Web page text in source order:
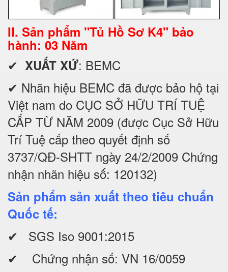
II. Sản phẩm "Tủ Hồ Sơ K4" bảo
hành: 03 Năm
✔ XUẤT XỨ: BEMC
✔ Nhãn hiệu BEMC đã được bảo hộ tại
Việt nam do CỤC SỞ HỮU TRÍ TUỆ
CẤP TỪ NĂM 2009 (được Cục Sở Hữu
Trí Tuệ cấp theo quyết định số
3737/QĐ-SHTT ngày 24/2/2009 Chứng
nhận nhãn hiệu số: 120132)
Sản phẩm sản xuất theo tiêu chuẩn
Quốc tế:
✔ SGS Iso 9001:2015
✔ Chứng nhận số: VN 16/0059